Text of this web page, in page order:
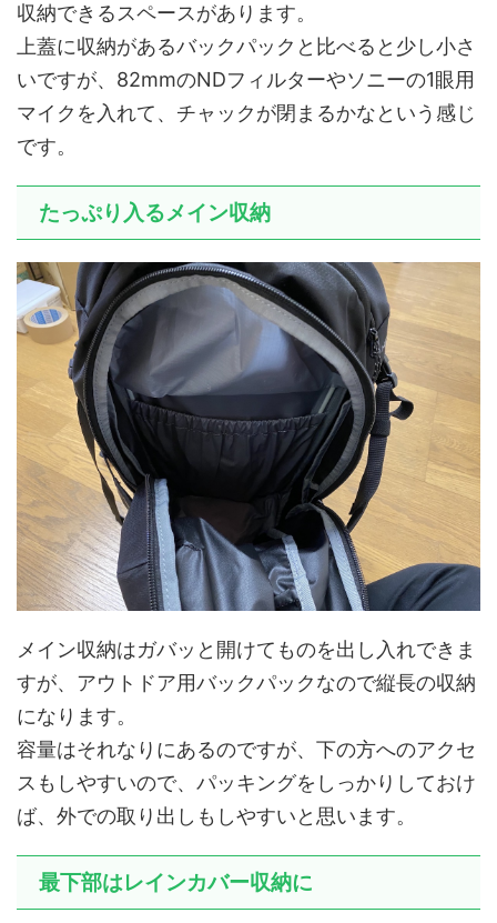
収納できるスペースがあります。
上蓋に収納があるバックパックと比べると少し小さ
いですが、82mmのNDフィルターやソニーの1眼用
マイクを入れて、チャックが閉まるかなという感じ
です。
たっぷり入るメイン収納
メイン収納はガバッと開けてものを出し入れできま
すが、アウトドア用バックパックなので縦長の収納
になります。
容量はそれなりにあるのですが、下の方へのアクセ
スもしやすいので、パッキングをしっかりしておけ
ば、外での取り出しもしやすいと思います。
最下部はレインカバー収納に